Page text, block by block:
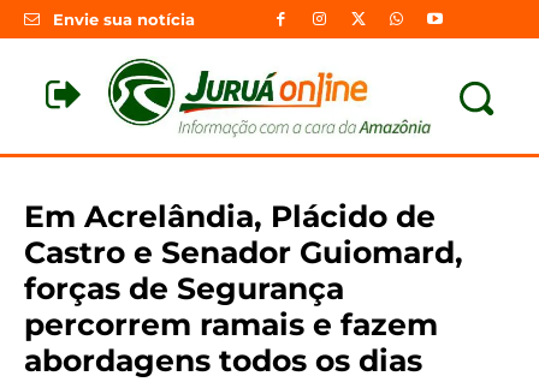
Envie sua notícia
Em Acrelândia, Plácido de
Castro e Senador Guiomard,
forças de Segurança
percorrem ramais e fazem
abordagens todos os dias